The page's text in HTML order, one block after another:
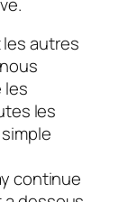
autres
les
les
continue